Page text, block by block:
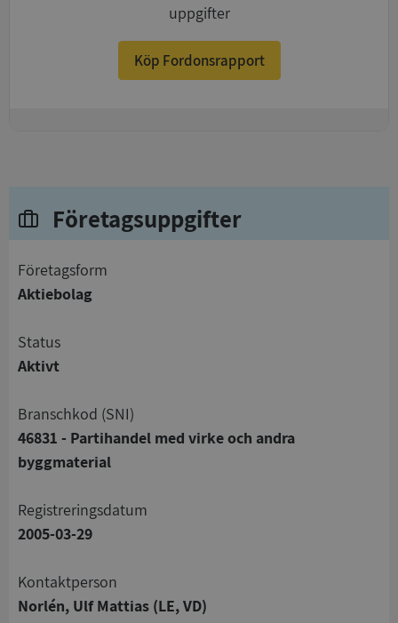
uppgifter
Köp Fordonsrapport
Företagsuppgifter
företagsform
Aktiebolag
status
Aktivt
branschkod (SNI)
46831 - Partihandel med virke och andra
byggmaterial
registreringsdatum
2005-03-29
Kontaktperson
Norlén, Ulf Mattias (LE, VD)